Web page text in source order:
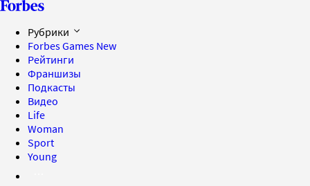
Рубрики
Forbes Games New
Рейтинги
Франшизы
Подкасты
Видео
Life
Woman
Sport
Young